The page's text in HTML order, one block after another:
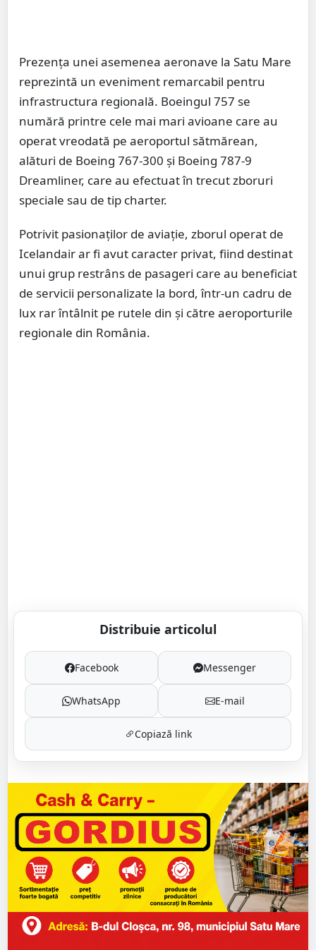
Prezența unei asemenea aeronave la Satu Mare
reprezintă un eveniment remarcabil pentru
infrastructura regională. Boeingul 757 se
numără printre cele mai mari avioane care au
operat vreodată pe aeroportul sătmărean,
alături de Boeing 767-300 și Boeing 787-9
Dreamliner, care au efectuat în trecut zboruri
speciale sau de tip charter.
Potrivit pasionaților de aviație, zborul operat de
Icelandair ar fi avut caracter privat, fiind destinat
unui grup restrâns de pasageri care au beneficiat
de servicii personalizate la bord, într-un cadru de
lux rar întâlnit pe rutele din și către aeroporturile
regionale din România.
Distribuie articolul
Facebook Messenger
WhatsApp E-mail
Copiază link